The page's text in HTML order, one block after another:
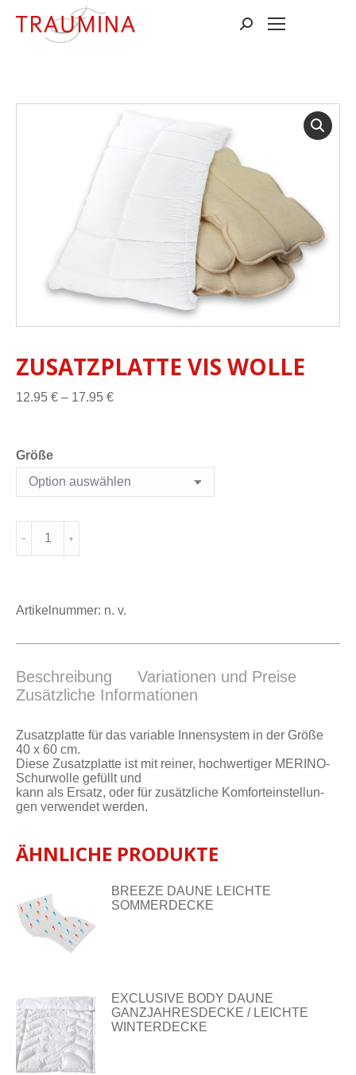
Suchen:
ZUSATZPLATTE VIS WOLLE
12.95 € – 17.95 €
Größe
Artikelnummer: n. v.
Beschreibung
Variationen und Preise
Zusätzliche Informationen
Zu­satz­plat­te für das va­ria­ble In­nen­sys­tem in der Grö­ße
40 x 60 cm.
Die­se Zu­satz­plat­te ist mit rei­ner, hoch­wer­ti­ger MERINO-
Schurwolle ge­füllt und
kann als Er­satz, oder für zu­sätz­li­che Kom­fort­ein­stel­lun­
gen ver­wen­det wer­den.
ÄHNLICHE PRODUKTE
BREEZE DAUNE LEICHTE
SOMMERDECKE
EXCLUSIVE BODY DAUNE
GANZJAHRESDECKE / LEICHTE
WINTERDECKE